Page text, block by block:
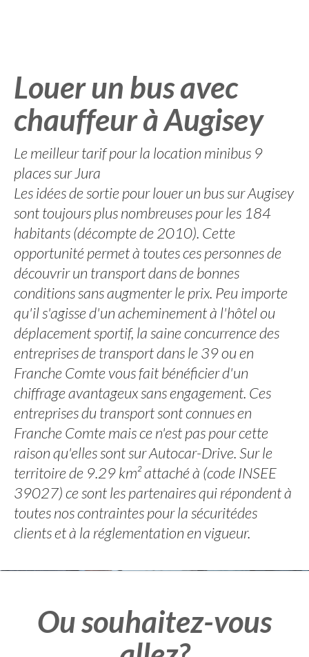
Louer un bus avec
chauffeur à Augisey
Le meilleur tarif pour la location minibus 9
places sur Jura
Les idées de sortie pour louer un bus sur Augisey
sont toujours plus nombreuses pour les 184
habitants (décompte de 2010). Cette
opportunité permet à toutes ces personnes de
découvrir un transport dans de bonnes
conditions sans augmenter le prix. Peu importe
qu'il s'agisse d'un acheminement à l'hôtel ou
déplacement sportif, la saine concurrence des
entreprises de transport dans le 39 ou en
Franche Comte vous fait bénéficier d'un
chiffrage avantageux sans engagement. Ces
entreprises du transport sont connues en
Franche Comte mais ce n'est pas pour cette
raison qu'elles sont sur Autocar-Drive. Sur le
territoire de 9.29 km² attaché à (code INSEE
39027) ce sont les partenaires qui répondent à
toutes nos contraintes pour la sécuritédes
clients et à la réglementation en vigueur.
Ou souhaitez-vous